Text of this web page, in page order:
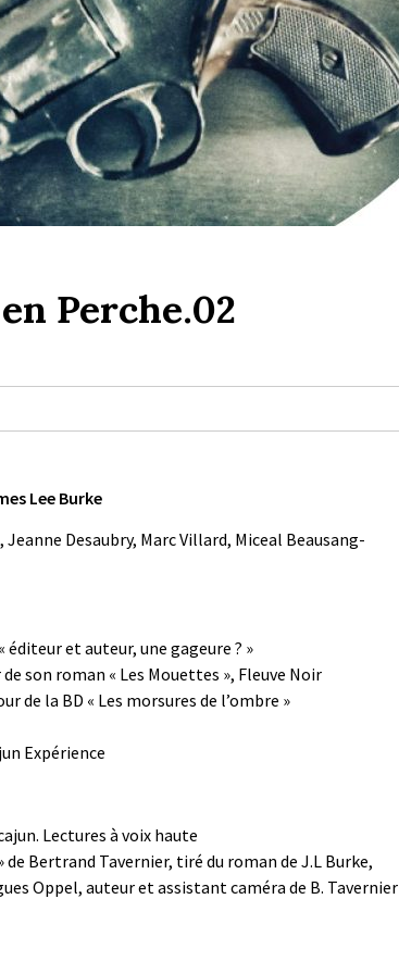
Perche.02
Lee Burke
Desaubry, Marc Villard, Miceal Beausang-
éditeur et auteur, une gageure ? »
son roman « Les Mouettes », Fleuve Noir
de la BD « Les morsures de l’ombre »
Expérience
Lectures à voix haute
Bertrand Tavernier, tiré du roman de J.L Burke,
Oppel, auteur et assistant caméra de B. Tavernier